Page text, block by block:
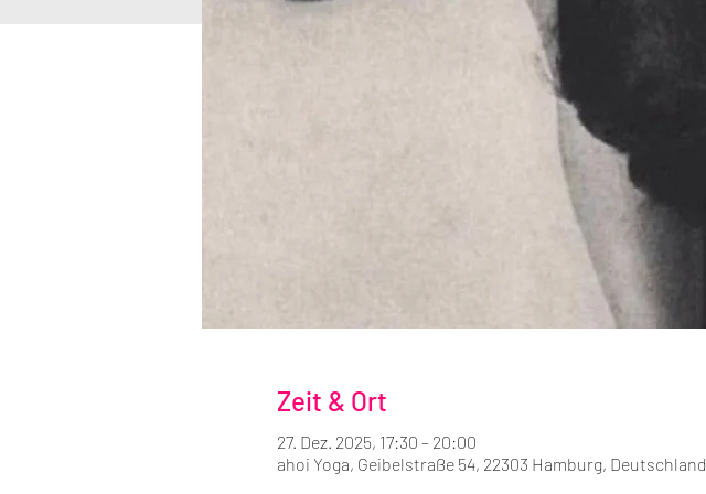
Zeit & Ort
27. Dez. 2025, 17:30 – 20:00
ahoi Yoga, Geibelstraße 54, 22303 Hamburg, Deutschland